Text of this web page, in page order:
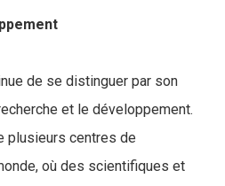
de se distinguer par son
et le développement.
plusieurs centres de
où des scientifiques et